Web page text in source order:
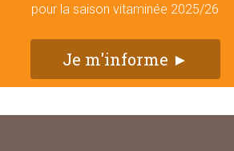
pour la saison vitaminée 2025/26
Je m'informe ►